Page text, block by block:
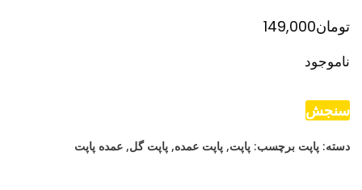
تومان149,000
ناموجود
سنجش
دسته: پاپت برچسب: پاپت, پاپت عمده, پاپت گل, عمده پاپت